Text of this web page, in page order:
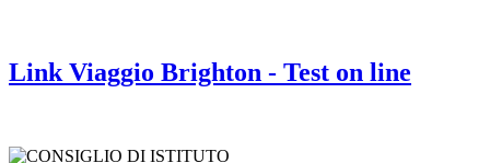
Link Viaggio Brighton - Test on line